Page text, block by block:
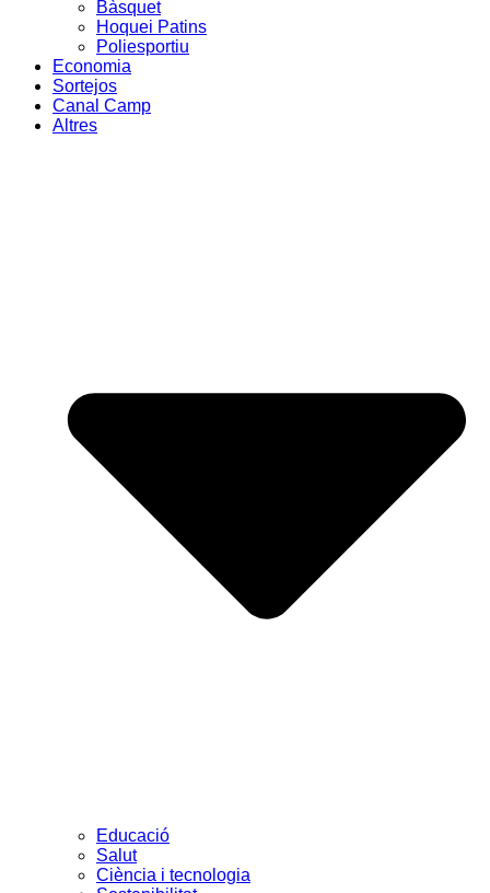
Bàsquet
Hoquei Patins
Poliesportiu
Economia
Sortejos
Canal Camp
Altres
Educació
Salut
Ciència i tecnologia